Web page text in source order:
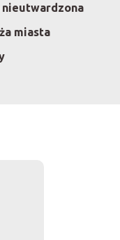
nieutwardzona
miasta